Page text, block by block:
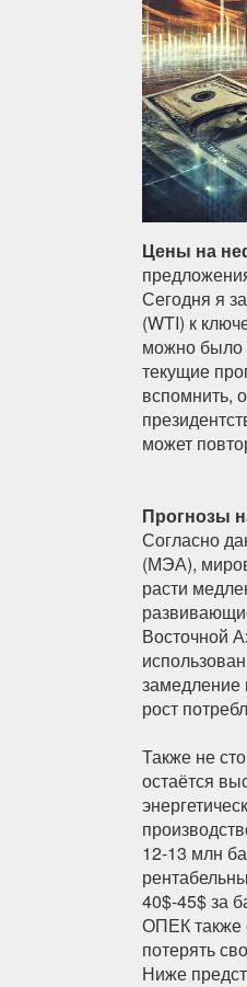
Цены на
Сегодня я
(WTI) к
можно было
текущие
вспомнить,
может
Прогнозы
Согласно
(МЭА),
расти
Восточной
замедление
рост
Также не
остаётся
12-13 млн
40$-45$ за
ОПЕК также
потерять
Ниже